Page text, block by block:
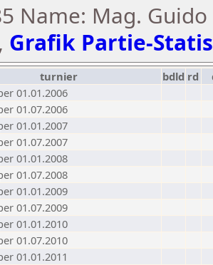
Name: Mag.
, Grafik Partie-
turnier bdld rd
01.01.2006
01.07.2006
01.01.2007
01.07.2007
01.01.2008
01.07.2008
01.01.2009
01.07.2009
01.01.2010
01.07.2010
01.01.2011